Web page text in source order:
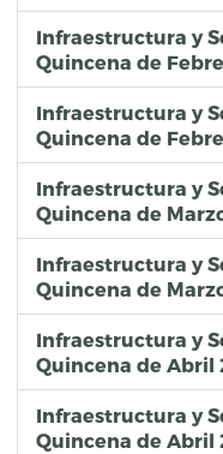
Infraestructura y
Quincena de
Infraestructura y
Quincena de
Infraestructura y
Quincena de
Infraestructura y
Quincena de
Infraestructura y
Quincena de Abril
Infraestructura y
Quincena de Abril